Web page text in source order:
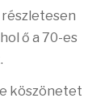
részletesen
ő a 70-es
köszönetet